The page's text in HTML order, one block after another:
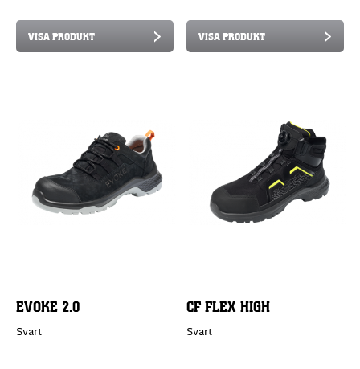
VISA PRODUKT VISA PRODUKT
EVOKE 2.0
Svart
CF FLEX HIGH
Svart